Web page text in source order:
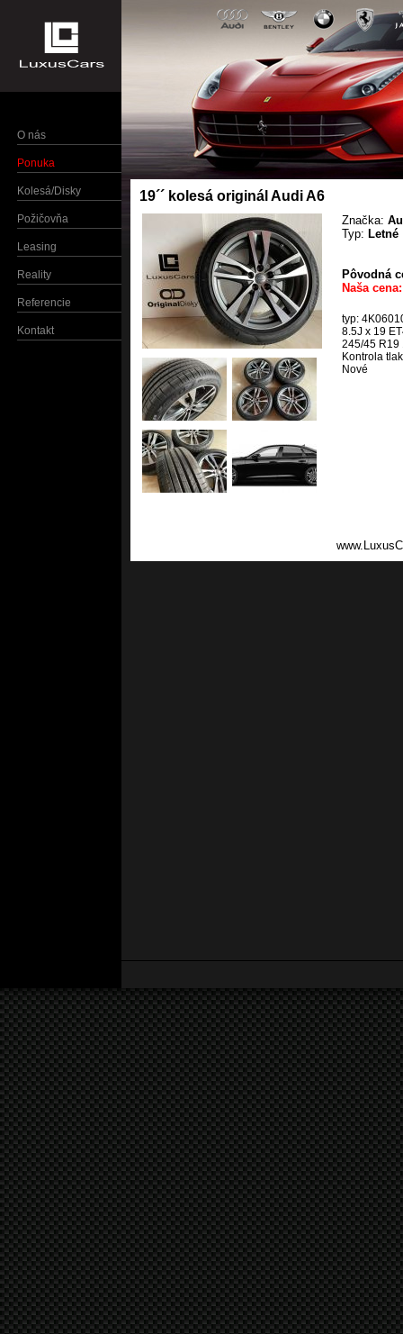
O nás
Ponuka
Kolesá/Disky
Požičovňa
Leasing
Reality
Referencie
Kontakt
19´´ kolesá originál Audi A6
Značka:
Typ: Letné
Pôvodná
Naša
typ:
8.5J x 19
245/45 R19
Kontrola
Nové